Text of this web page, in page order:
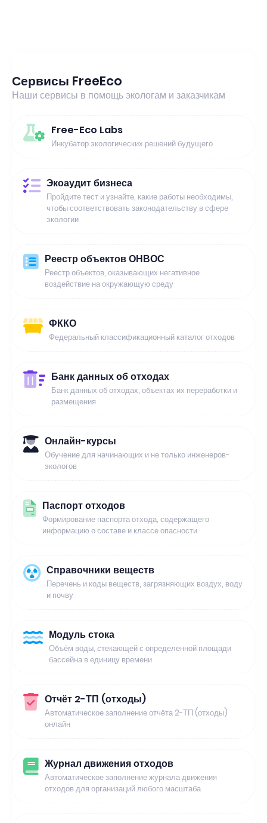
Сервисы FreeEco
Наши сервисы в помощь экологам и заказчикам
Free-Eco Labs
Инкубатор экологических решений будущего
Экоаудит бизнеса
Пройдите тест и узнайте, какие работы необходимы,
чтобы соответствовать законодательству в сфере
экологии
Реестр объектов ОНВОС
Реестр объектов, оказывающих негативное
воздействие на окружающую среду
ФККО
Федеральный классификационный каталог отходов
Банк данных об отходах
Банк данных об отходах, объектах их переработки и
размещения
Онлайн-курсы
Обучение для начинающих и не только инженеров-
экологов
Паспорт отходов
Формирование паспорта отхода, содержащего
информацию о составе и классе опасности
Справочники веществ
Перечень и коды веществ, загрязняющих воздух, воду
и почву
Модуль стока
Объём воды, стекающей с определенной площади
бассейна в единицу времени
Отчёт 2-ТП (отходы)
Автоматическое заполнение отчёта 2-ТП (отходы)
онлайн
Журнал движения отходов
Автоматическое заполнение журнала движения
отходов для организаций любого масштаба